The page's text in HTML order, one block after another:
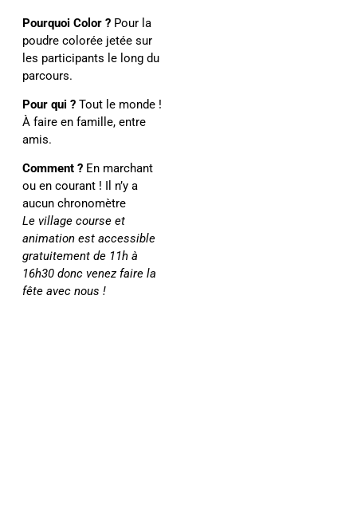
Pourquoi Color ? Pour la
poudre colorée jetée sur
les participants le long du
parcours.
Pour qui ? Tout le monde !
À faire en famille, entre
amis.
Comment ? En marchant
ou en courant ! Il n’y a
aucun chronomètre
Le village course et
animation est accessible
gratuitement de 11h à
16h30 donc venez faire la
fête avec nous !